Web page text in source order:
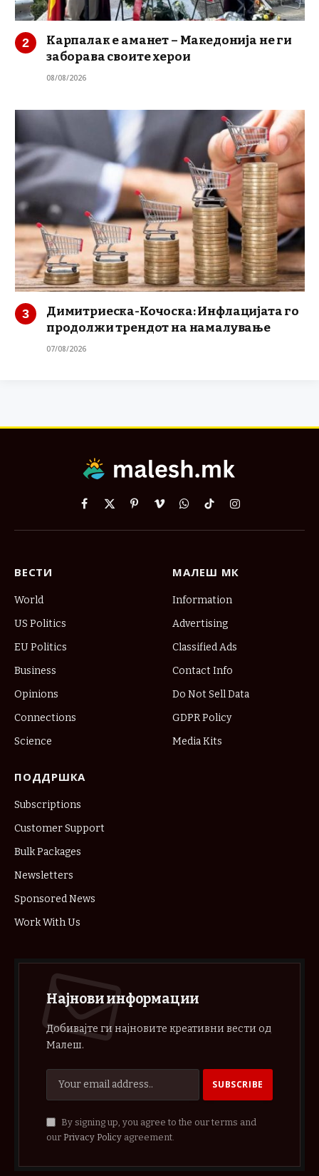
Карпалак е аманет – Македонија не ги
заборава своите херои
08/08/2026
Димитриеска-Кочоска: Инфлацијата го
продолжи трендот на намалување
07/08/2026
Facebook
X
PinterestVimeoWhatsApp
TikTokInstagram
ВЕСТИ
World
US Politics
EU Politics
Business
Opinions
Connections
Science
МАЛЕШ МК
Information
Advertising
Classified Ads
Contact Info
Do Not Sell Data
GDPR Policy
Media Kits
ПОДДРШКА
Subscriptions
Customer Support
Bulk Packages
Newsletters
Sponsored News
Work With Us
Најнови информации
Добивајте ги најновите креативни вести од
Малеш.
By signing up, you agree to the our terms and
our Privacy Policyagreement.